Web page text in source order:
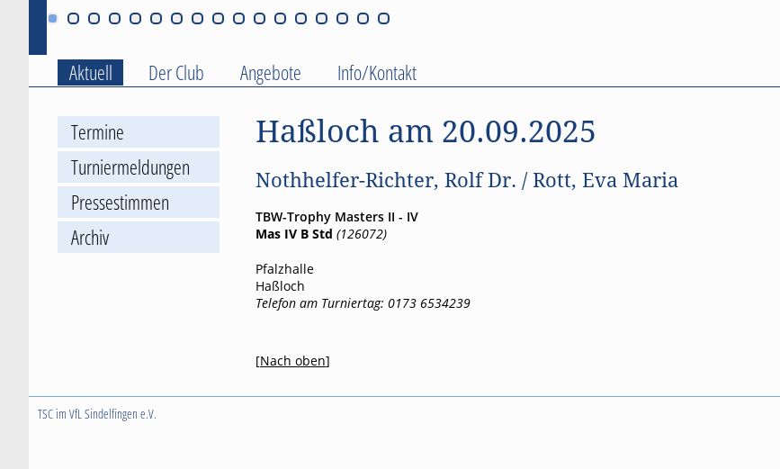
Aktuell Der Club Angebote Info/Kontakt
Termine
Turniermeldungen
Pressestimmen
Archiv
Haßloch am 20.09.2025
Nothhelfer-Richter, Rolf Dr. / Rott, Eva Maria
TBW-Trophy Masters II - IV
Mas IV B Std (126072)
Pfalzhalle
Haßloch
Telefon am Turniertag: 0173 6534239
[Nach oben]
TSC im VfL Sindelfingen e.V.